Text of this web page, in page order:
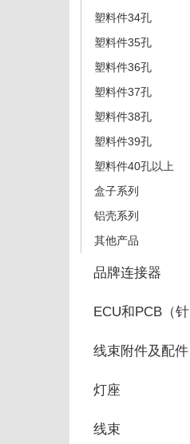
塑料件34孔
塑料件35孔
塑料件36孔
塑料件37孔
塑料件38孔
塑料件39孔
塑料件40孔以上
盒子系列
铝壳系列
其他产品
品牌连接器
线束附件及配件
灯座
线束